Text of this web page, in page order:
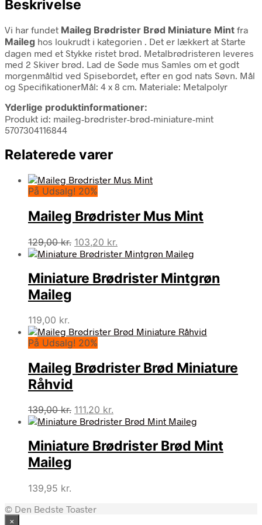
Beskrivelse
Vi har fundet Maileg Brødrister Brød Miniature Mint fra
Maileg hos loukrudt i kategorien . Det er lækkert at Starte
dagen med et Stykke ristet brød. Metalbrødristeren leveres
med 2 Skiver brød. Lad de Søde mus Samles om et godt
morgenmåltid ved Spisebordet, efter en god nats Søvn. Mål
og SpecifikationerMål: 4 x 8 cm. Materiale: Metalpolyr
Yderlige produktinformationer:
Produkt id: maileg-brødrister-brød-miniature-mint
5707304116844
Relaterede varer
På Udsalg! 20%
Maileg Brødrister Mus Mint
129,00kr. Den
oprindelige
var:
129,00 kr..
103,20 kr.
aktuelle
er:
103,20 kr..
Miniature Brødrister Mintgrøn
Maileg
119,00 kr.
På Udsalg! 20%
Maileg Brødrister Brød Miniature
Råhvid
139,00kr. Den
oprindelige
var:
139,00 kr..
111,20 kr.
aktuelle
er:
111,20 kr..
Miniature Brødrister Brød Mint
Maileg
139,95 kr.
© Den Bedste Toaster
×